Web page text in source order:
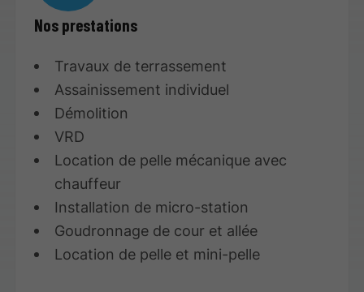
Nos prestations
Travaux de terrassement
Assainissement individuel
Démolition
VRD
Location de pelle mécanique avec
chauffeur
Installation de micro-station
Goudronnage de cour et allée
Location de pelle et mini-pelle